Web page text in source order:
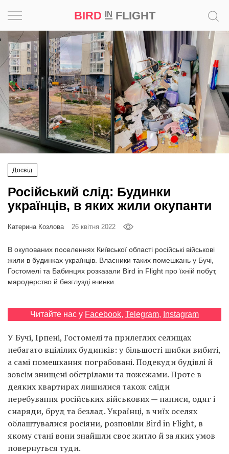
BIRD INFLIGHT
EN
RU
Досвід
Російський слід: Будинки
українців, в яких жили окупанти
Катерина Козлова 26 квітня 2022
В окупованих поселеннях Київської області російські військові
жили в будинках українців. Власники таких помешкань у Бучі,
Гостомелі та Бабинцях розказали Bird in Flight про їхній побут,
мародерство й безглузді вчинки.
Читайте нас у Facebook, Telegram, Instagram
У Бучі, Ірпені, Гостомелі та прилеглих селищах
небагато вцілілих будинків: у більшості шибки вибиті,
а самі помешкання пограбовані. Подекуди будівлі й
зовсім знищені обстрілами та пожежами. Проте в
деяких квартирах лишилися також сліди
перебування російських військових — написи, одяг і
снаряди, бруд та безлад. Українці, в чиїх оселях
облаштувалися росіяни, розповіли Bird in Flight, в
якому стані вони знайшли своє житло й за яких умов
повернуться туди.